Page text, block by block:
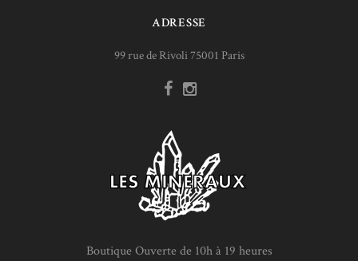
ADRESSE
99 rue de Rivoli 75001 Paris
Boutique Ouverte de 10h à 19 heures